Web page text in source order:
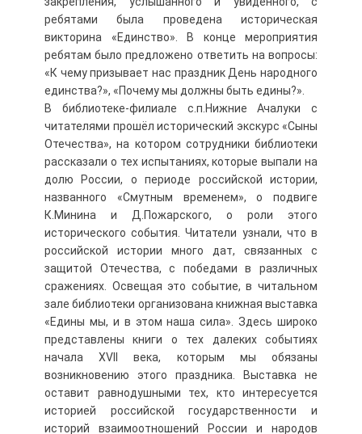
ребятами была проведена историческая
викторина «Единство». В конце мероприятия
ребятам было предложено ответить на вопросы:
«К чему призывает нас праздник День народного
единства?», «Почему мы должны быть едины?».
В библиотеке-филиале с.п.Нижние Ачалуки с
читателями прошёл исторический экскурс «Сыны
Отечества», на котором сотрудники библиотеки
рассказали о тех испытаниях, которые выпали на
долю России, о периоде российской истории,
названного «Смутным временем», о подвиге
К.Минина и Д.Пожарского, о роли этого
исторического события. Читатели узнали, что в
российской истории много дат, связанных с
защитой Отечества, с победами в различных
сражениях. Освещая это событие, в читальном
зале библиотеки организована книжная выставка
«Едины мы, и в этом наша сила». Здесь широко
представлены книги о тех далеких событиях
начала XVII века, которым мы обязаны
возникновению этого праздника. Выставка не
оставит равнодушными тех, кто интересуется
историей российской государственности и
историй взаимоотношений России и народов